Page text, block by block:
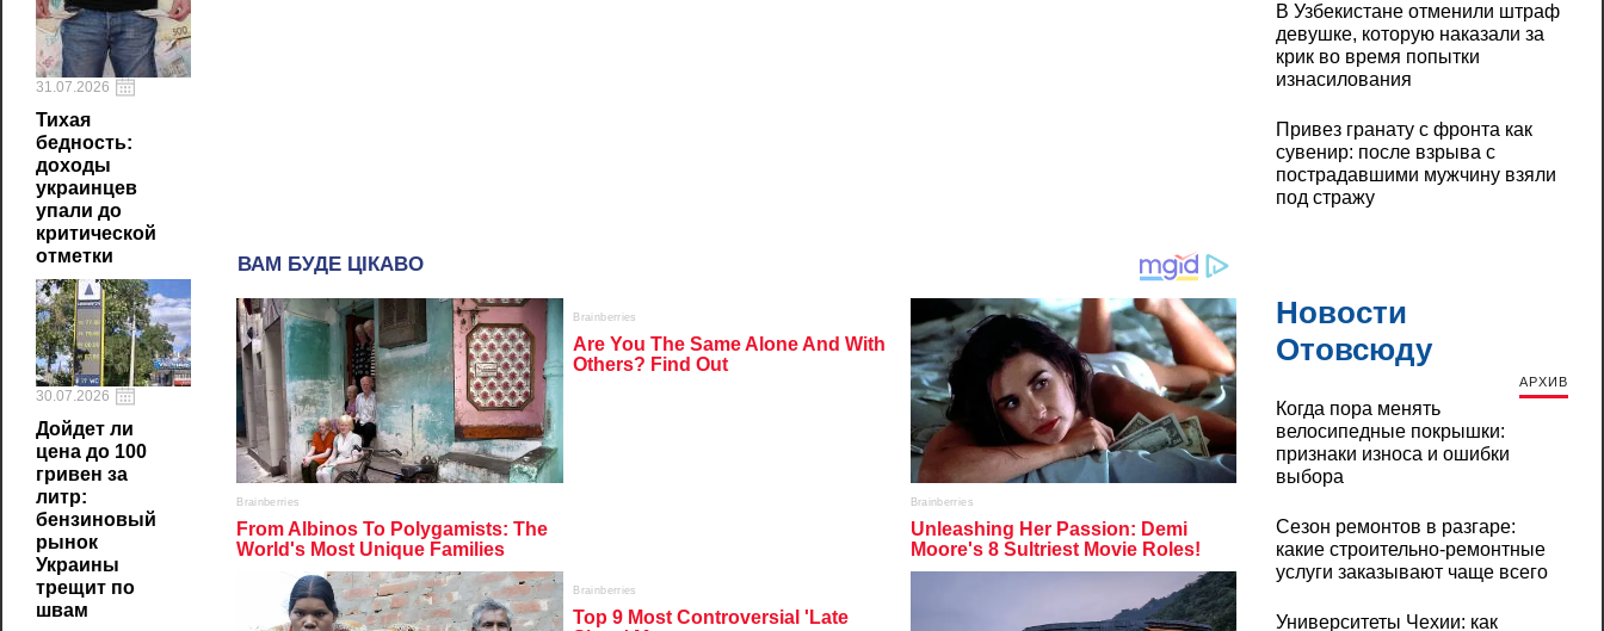
31.07.2026
Тихая
бедность:
доходы
украинцев
упали до
критической
отметки
30.07.2026
Дойдет ли
цена до 100
гривен за
литр:
бензиновый
рынок
Украины
трещит по
швам
В Узбекистане отменили штраф
девушке, которую наказали за
крик во время попытки
изнасилования
Привез гранату с фронта как
сувенир: после взрыва с
пострадавшими мужчину взяли
под стражу
Новости
Отовсюду
АРХИВ
Когда пора менять
велосипедные покрышки:
признаки износа и ошибки
выбора
Сезон ремонтов в разгаре:
какие строительно-ремонтные
услуги заказывают чаще всего
Университеты Чехии: как